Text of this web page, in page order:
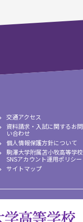
交通アクセス
資料請求・入試に関するお問
い合わせ
個人情報保護方針について
駒澤大学附属苫小牧高等学校
SNSアカウント運用ポリシー
サイトマップ